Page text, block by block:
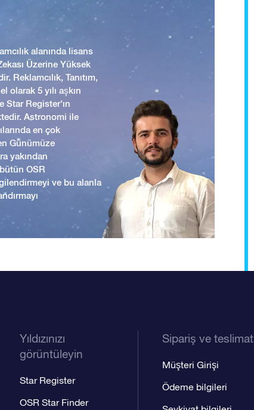
alanında lisans
Üzerine Yüksek
Reklamcılık, Tanıtım,
olarak 5 yılı aşkın
Star Register'ın
Astronomi ile
en çok
Günümüze
yakından
OSR
ve bu alanla
Yıldızınızı
görüntüleyin
Star Register
OSR Star Finder
Sipariş ve teslimat
Müşteri Girişi
Ödeme bilgileri